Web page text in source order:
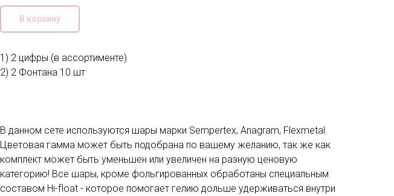
В корзину
1) 2 цифры (в ассортименте)
2) 2 Фонтана 10 шт
В данном сете используются шары марки Sempertex, Anagram, Flexmetal.
Цветовая гамма может быть подобрана по вашему желанию, так же как
комплект может быть уменьшен или увеличен на разную ценовую
категорию! Все шары, кроме фольгированных обработаны специальным
составом Hi-float - которое помогает гелию дольше удерживаться внутри